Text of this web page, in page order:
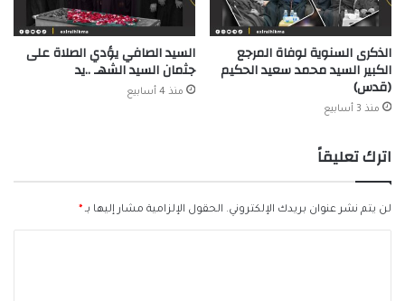
الذكرى السنوية لوفاة المرجع
الكبير السيد محمد سعيد الحكيم
(قدس)
منذ 3 أسابيع
السيد الصافي يؤدي الصلاة على
جثمان السيد الشهـ ..يد
منذ 4 أسابيع
اترك تعليقاً
لن يتم نشر عنوان بريدك الإلكتروني. الحقول الإلزامية مشار إليها بـ *